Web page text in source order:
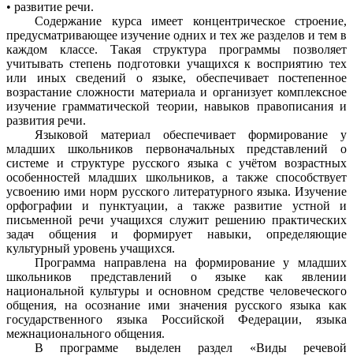
• развитие речи.
Содержание курса имеет концентрическое строение,
предусматривающее изучение одних и тех же разделов и тем в
каждом классе. Такая структура программы позволяет
учитывать степень подготовки учащихся к восприятию тех
или иных сведений о языке, обеспечивает постепенное
возрастание сложности материала и организует комплексное
изучение грамматической теории, навыков правописания и
развития речи.
Языковой материал обеспечивает формирование у
младших школьников первоначальных представлений о
системе и структуре русского языка с учётом возрастных
особенностей младших школьников, а также способствует
усвоению ими норм русского литературного языка. Изучение
орфографии и пунктуации, а также развитие устной и
письменной речи учащихся служит решению практических
задач общения и формирует навыки, определяющие
культурный уровень учащихся.
Программа направлена на формирование у младших
школьников представлений о языке как явлении
национальной культуры и основном средстве человеческого
общения, на осознание ими значения русского языка как
государственного языка Российской Федерации, языка
межнационального общения.
В программе выделен раздел «Виды речевой